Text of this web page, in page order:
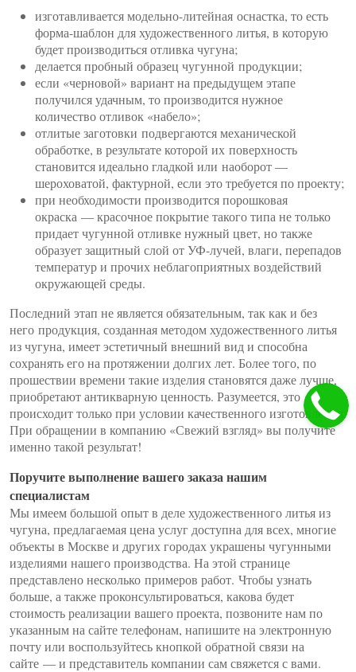
изготавливается модельно-литейная оснастка, то есть
форма-шаблон для художественного литья, в которую
будет производиться отливка чугуна;
делается пробный образец чугунной продукции;
если «черновой» вариант на предыдущем этапе
получился удачным, то производится нужное
количество отливок «набело»;
отлитые заготовки подвергаются механической
обработке, в результате которой их поверхность
становится идеально гладкой или наоборот —
шероховатой, фактурной, если это требуется по проекту;
при необходимости производится порошковая
окраска — красочное покрытие такого типа не только
придает чугунной отливке нужный цвет, но также
образует защитный слой от УФ-лучей, влаги, перепадов
температур и прочих неблагоприятных воздействий
окружающей среды.
Последний этап не является обязательным, так как и без
него продукция, созданная методом художественного литья
из чугуна, имеет эстетичный внешний вид и способна
сохранять его на протяжении долгих лет. Более того, по
прошествии времени такие изделия становятся даже лучше,
приобретают антикварную ценность. Разумеется, это
происходит только при условии качественного изготовления.
При обращении в компанию «Свежий взгляд» вы получите
именно такой результат!
Поручите выполнение вашего заказа нашим
специалистам
Мы имеем большой опыт в деле художественного литья из
чугуна, предлагаемая цена услуг доступна для всех, многие
объекты в Москве и других городах украшены чугунными
изделиями нашего производства. На этой странице
представлено несколько примеров работ. Чтобы узнать
больше, а также проконсультироваться, какова будет
стоимость реализации вашего проекта, позвоните нам по
указанным на сайте телефонам, напишите на электронную
почту или воспользуйтесь кнопкой обратной связи на
сайте — и представитель компании сам свяжется с вами.